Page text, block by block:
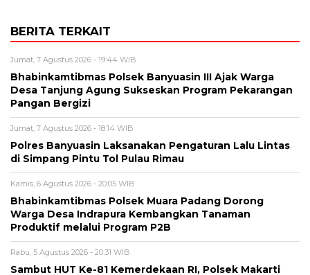
BERITA TERKAIT
Jumat, 7 Agustus 2026 - 19:44 WIB
Bhabinkamtibmas Polsek Banyuasin III Ajak Warga
Desa Tanjung Agung Sukseskan Program Pekarangan
Pangan Bergizi
Jumat, 7 Agustus 2026 - 18:14 WIB
Polres Banyuasin Laksanakan Pengaturan Lalu Lintas
di Simpang Pintu Tol Pulau Rimau
Kamis, 6 Agustus 2026 - 20:05 WIB
Bhabinkamtibmas Polsek Muara Padang Dorong
Warga Desa Indrapura Kembangkan Tanaman
Produktif melalui Program P2B
Rabu, 5 Agustus 2026 - 20:31 WIB
Sambut HUT Ke-81 Kemerdekaan RI, Polsek Makarti